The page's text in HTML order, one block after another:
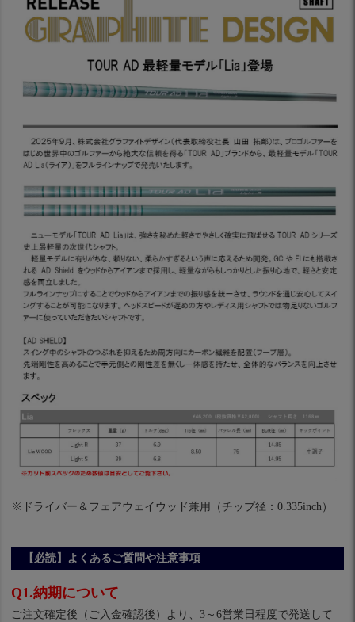
※ドライバー＆フェアウェイウッド兼用（チップ径：0.335inch）
【必読】よくあるご質問や注意事項
Q1.納期について
ご注文確定後（ご入金確認後）より、3～6営業日程度で発送して